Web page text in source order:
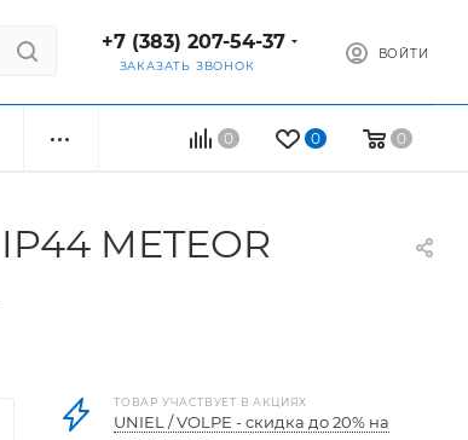
+7 (383) 207-54-37
ЗАКАЗАТЬ ЗВОНОК
ВОЙТИ
0 0 0
METEOR
ТОВАР УЧАСТВУЕТ В АКЦИЯХ
UNIEL / VOLPE - скидка до 20% на